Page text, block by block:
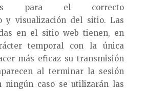
para el correcto
y visualización del sitio. Las
en el sitio web tienen, en
temporal con la única
más eficaz su transmisión
al terminar la sesión
ningún caso se utilizarán las